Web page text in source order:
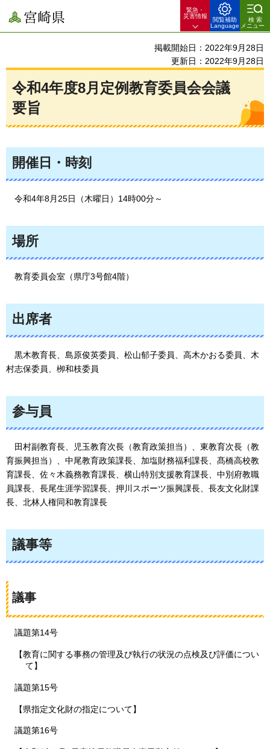
宮崎県
緊急・
災害情報
閲覧補助
Language
検索
メニュー
掲載開始日：2022年9月28日
更新日：2022年9月28日
令和4年度8月定例教育委員会会議
要旨
開催日・時刻
令和4年8月25日（木曜日）14時00分～
場所
教育委員会室 （県庁3号館4階）
出席者
黒木教育長、島原俊英委員、 松山郁子委員、高木かおる委員、木
村志保委員、栁和枝委員
参与員
田村副教育長、児玉教育次長（教育政策担当）、東教育次長（教
育振興担当）、中尾教育政策課長、加塩財務福利課長、髙橋高校教
育課長、佐々木義務教育課長、横山特別支援教育課長、中別府教職
員課長、長尾生涯学習課長、押川スポーツ振興課長、長友文化財課
長、北林人権同和教育課長
議事等
議事
議題第14号
【教育に関する事務の管理及び執行の状況の点検及び評価につい
て】
議題第15号
【県指定文化財の指定について】
議題第16号